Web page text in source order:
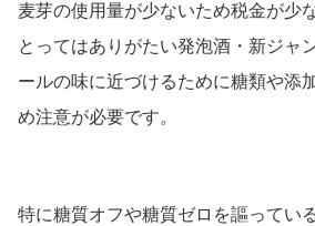
麦芽の使用量が少ないため税金が少
とってはありがたい発泡酒・新ジャ
ールの味に近づけるために糖類や添
め注意が必要です。
特に糖質オフや糖質ゼロを謳ってい